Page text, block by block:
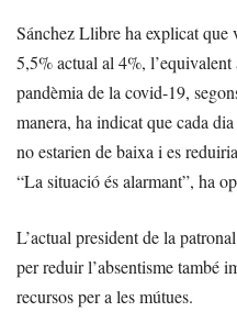
Sánchez Llibre ha explicat que
5,5% actual al 4%,
pandèmia de la covid-19,
manera, ha indicat que cada
no estarien de baixa i es
“La situació és alarmant”, ha
L’actual president de la
per reduir l’absentisme també
recursos per a les mútues.